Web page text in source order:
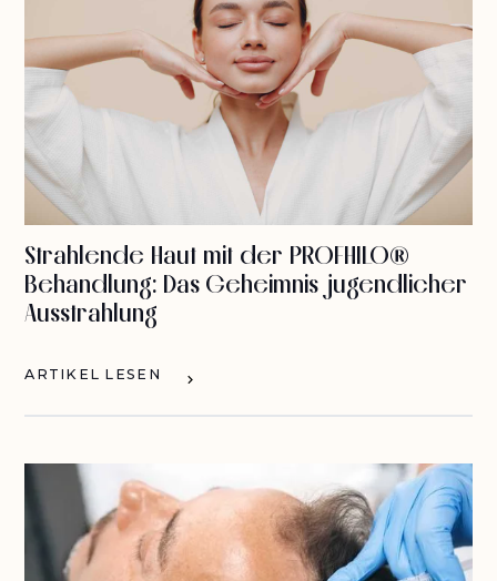
Strahlende Haut mit der PROFHILO®
Behandlung: Das Geheimnis jugendlicher
Ausstrahlung
ARTIKEL LESEN